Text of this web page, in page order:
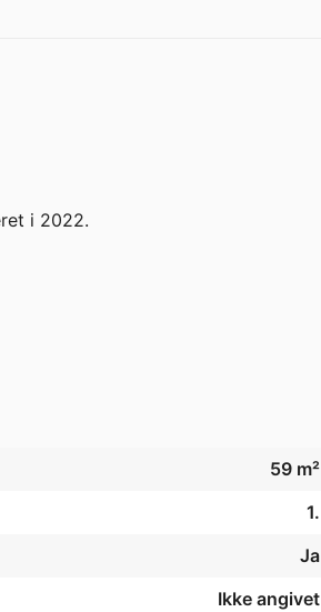
i 2022.
kr.
depositum på 3 måneders
59 m²
1.
Ja
Ikke angivet